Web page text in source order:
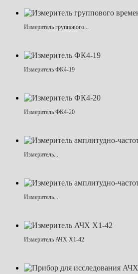
Измеритель группового...
Измеритель ФК4-19
Измеритель ФК4-20
Измеритель...
Измеритель...
Измеритель АЧХ Х1-42